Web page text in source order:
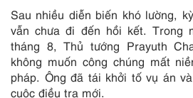
Sau nhiều diễn biến khó lường,
vẫn chưa đi đến hồi kết. Trong
tháng 8, Thủ tướng Prayuth
không muốn công chúng mất
pháp. Ông đã tái khởi tố vụ án
cuộc điều tra mới.